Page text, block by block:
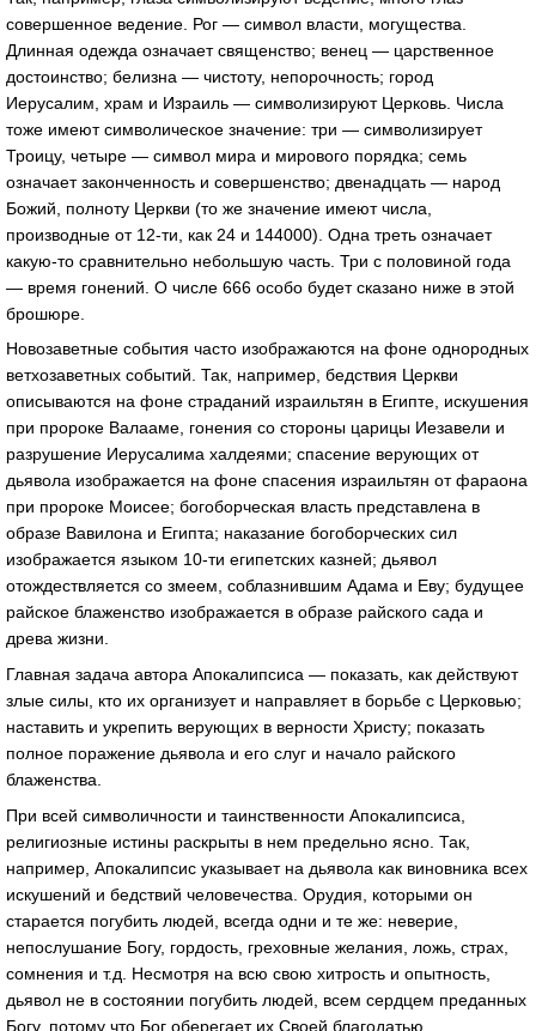
совершенное ведение. Рог — символ власти, могущества.
Длинная одежда означает священство; венец — царственное
достоинство; белизна — чистоту, непорочность; город
Иерусалим, храм и Израиль — символизируют Церковь. Числа
тоже имеют символическое значение: три — символизирует
Троицу, четыре — символ мира и мирового порядка; семь
означает законченность и совершенство; двенадцать — народ
Божий, полноту Церкви (то же значение имеют числа,
производные от 12-ти, как 24 и 144000). Одна треть означает
какую-то сравнительно небольшую часть. Три с половиной года
— время гонений. О числе 666 особо будет сказано ниже в этой
брошюре.
Новозаветные события часто изображаются на фоне однородных
ветхозаветных событий. Так, например, бедствия Церкви
описываются на фоне страданий израильтян в Египте, искушения
при пророке Валааме, гонения со стороны царицы Иезавели и
разрушение Иерусалима халдеями; спасение верующих от
дьявола изображается на фоне спасения израильтян от фараона
при пророке Моисее; богоборческая власть представлена в
образе Вавилона и Египта; наказание богоборческих сил
изображается языком 10-ти египетских казней; дьявол
отождествляется со змеем, соблазнившим Адама и Еву; будущее
райское блаженство изображается в образе райского сада и
древа жизни.
Главная задача автора Апокалипсиса — показать, как действуют
злые силы, кто их организует и направляет в борьбе с Церковью;
наставить и укрепить верующих в верности Христу; показать
полное поражение дьявола и его слуг и начало райского
блаженства.
При всей символичности и таинственности Апокалипсиса,
религиозные истины раскрыты в нем предельно ясно. Так,
например, Апокалипсис указывает на дьявола как виновника всех
искушений и бедствий человечества. Орудия, которыми он
старается погубить людей, всегда одни и те же: неверие,
непослушание Богу, гордость, греховные желания, ложь, страх,
сомнения и т.д. Несмотря на всю свою хитрость и опытность,
дьявол не в состоянии погубить людей, всем сердцем преданных
Богу, потому что Бог оберегает их Своей благодатью.